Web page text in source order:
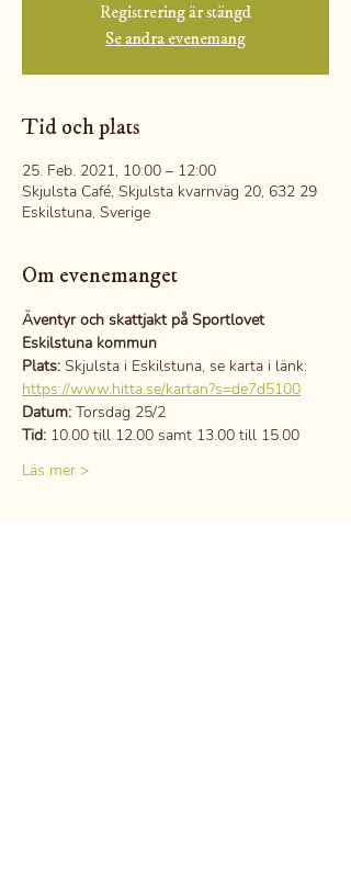
Registrering är stängd
Se andra evenemang
Tid och plats
25. Feb. 2021, 10:00 – 12:00
Skjulsta Café, Skjulsta kvarnväg 20, 632 29
Eskilstuna, Sverige
Om evenemanget
Äventyr och skattjakt på Sportlovet
Eskilstuna kommun
Plats: Skjulsta i Eskilstuna, se karta i länk:
https://www.hitta.se/kartan?s=de7d5100
Datum: Torsdag 25/2
Tid: 10.00 till 12.00 samt 13.00 till 15.00
Läs mer >